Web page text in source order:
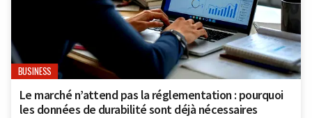
BUSINESS
Le marché n’attend pas la réglementation : pourquoi
les données de durabilité sont déjà nécessaires